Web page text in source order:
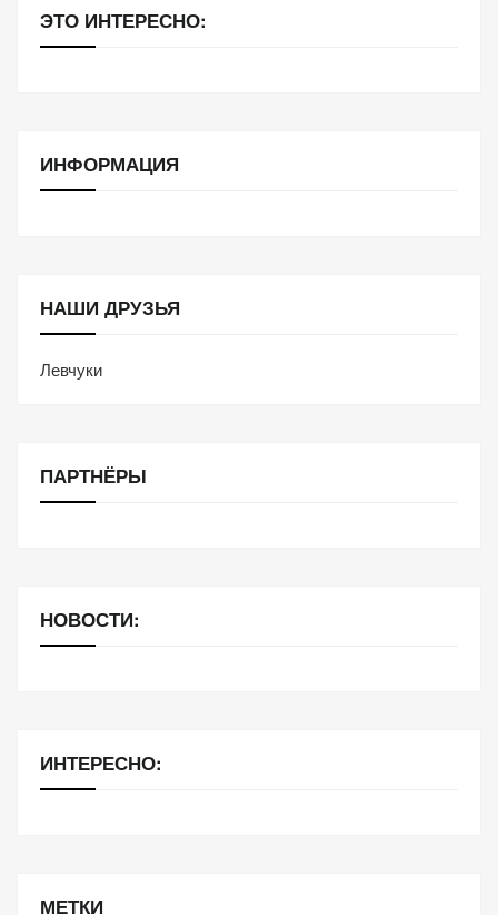
ЭТО ИНТЕРЕСНО:
ИНФОРМАЦИЯ
НАШИ ДРУЗЬЯ
Левчуки
ПАРТНЁРЫ
НОВОСТИ:
ИНТЕРЕСНО:
МЕТКИ